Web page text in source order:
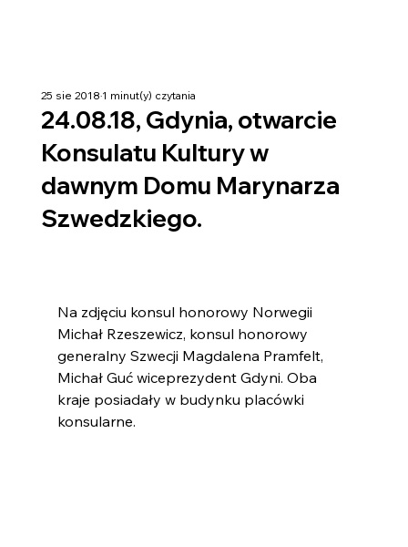
24.08.18, Gdynia, otwarcie
Konsulatu Kultury w
dawnym Domu Marynarza
Szwedzkiego.
25 sie 20181 minut(y) czytania
Na zdjęciu konsul honorowy Norwegii
Michał Rzeszewicz, konsul honorowy
generalny Szwecji Magdalena Pramfelt,
Michał Guć wiceprezydent Gdyni. Oba
kraje posiadały w budynku placówki
konsularne.